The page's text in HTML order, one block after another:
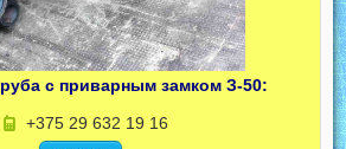
с приварным замком З-50:
+375 29 632 19 16